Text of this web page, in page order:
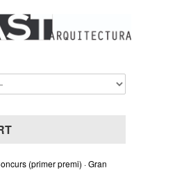
(primer premi) · Gran